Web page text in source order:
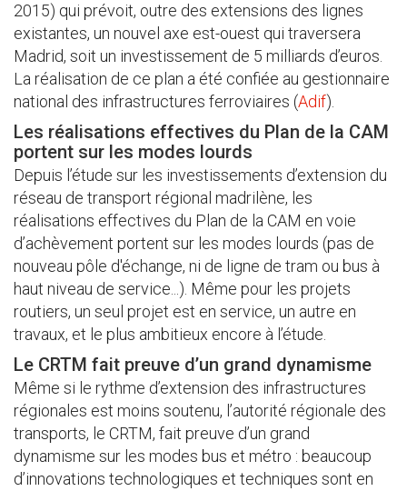
2015) qui prévoit, outre des extensions des lignes
existantes, un nouvel axe est-ouest qui traversera
Madrid, soit un investissement de 5 milliards d’euros.
La réalisation de ce plan a été confiée au gestionnaire
national des infrastructures ferroviaires (Adif).
Les réalisations effectives du Plan de la CAM
portent sur les modes lourds
Depuis l’étude sur les investissements d’extension du
réseau de transport régional madrilène, les
réalisations effectives du Plan de la CAM en voie
d’achèvement portent sur les modes lourds (pas de
nouveau pôle d'échange, ni de ligne de tram ou bus à
haut niveau de service...). Même pour les projets
routiers, un seul projet est en service, un autre en
travaux, et le plus ambitieux encore à l’étude.
Le CRTM fait preuve d’un grand dynamisme
Même si le rythme d’extension des infrastructures
régionales est moins soutenu, l’autorité régionale des
transports, le CRTM, fait preuve d’un grand
dynamisme sur les modes bus et métro : beaucoup
d’innovations technologiques et techniques sont en